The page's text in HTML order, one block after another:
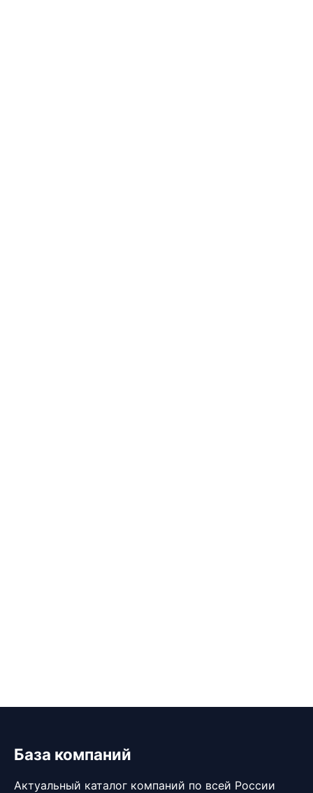
База компаний
Актуальный каталог компаний по всей России